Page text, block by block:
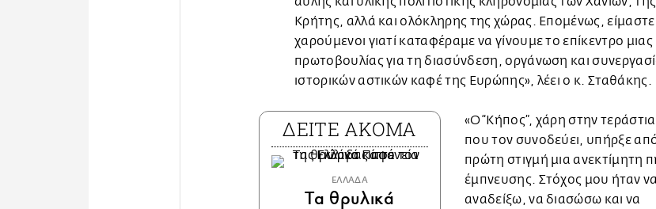
Κρήτης, αλλά και ολόκληρης της χώρας. Επομένως,
χαρούμενοι γιατί καταφέραμε να γίνουμε το επίκεντρο μιας
πρωτοβουλίας για τη διασύνδεση, οργάνωση και
ιστορικών αστικών καφέ της Ευρώπης», λέει ο κ. Σταθάκης.
ΔΕΙΤΕ ΑΚΟΜΑ
ΕΛΛΑΔΑ
Τα θρυλικά
«Ο “Κήπος”, χάρη στην τεράστια
που τον συνοδεύει, υπήρξε
πρώτη στιγμή μια ανεκτίμητη
έμπνευσης. Στόχος μου ήταν να
αναδείξω, να διασώσω και να